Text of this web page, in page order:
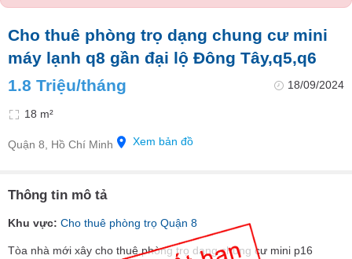
Cho thuê phòng trọ dạng chung cư mini
máy lạnh q8 gần đại lộ Đông Tây,q5,q6
1.8 Triệu/tháng
18/09/2024
18 m²
Quận 8, Hồ Chí Minh Xem bản đồ
Thông tin mô tả
Khu vực: Cho thuê phòng trọ Quận 8
Tòa nhà mới xây cho thuê phòng trọ dạng chung cư mini p16